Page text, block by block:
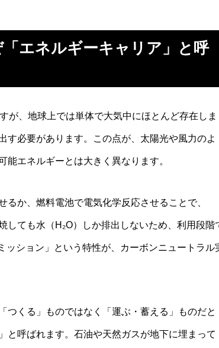
エネルギーキャリア」と呼
が、地球上では単体で大気中にほとんど存在しま
す必要があります。この点が、太陽光や風力のよ
能エネルギーとは大きく異なります。
か、燃料電池で電気化学反応させることで、
しても水（H₂O）しか排出しないため、利用段階
ッション」という特性が、カーボンニュートラル
つくる」ものではなく「運ぶ・蓄える」ものだと
と呼ばれます。石油や天然ガスが地下に埋まって